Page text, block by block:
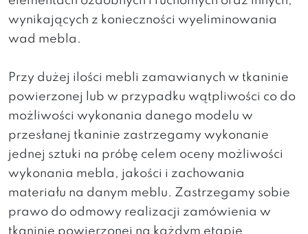
wynikających z konieczności wyeliminowania
wad mebla.
Przy dużej ilości mebli zamawianych w tkaninie
powierzonej lub w przypadku wątpliwości co do
możliwości wykonania danego modelu w
przesłanej tkaninie zastrzegamy wykonanie
jednej sztuki na próbę celem oceny możliwości
wykonania mebla, jakości i zachowania
materiału na danym meblu. Zastrzegamy sobie
prawo do odmowy realizacji zamówienia w
tkaninie powierzonej na każdym etapie